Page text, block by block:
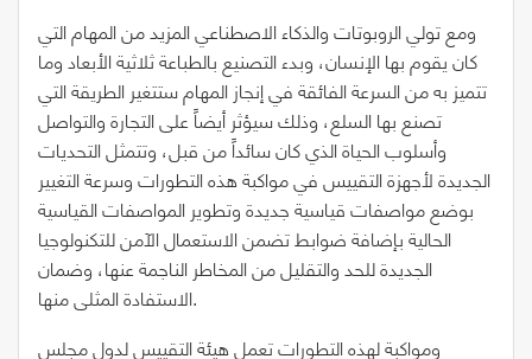
ومع تولي الروبوتات والذكاء الاصطناعي المزيد من المهام التي
كان يقوم بها الإنسان، وبدء التصنيع بالطباعة ثلاثية الأبعاد وما
تتميز به من السرعة الفائقة في إنجاز المهام ستتغير الطريقة التي
تصنع بها السلع، وذلك سيؤثر أيضاً على التجارة والتواصل
وأسلوب الحياة الذي كان سائداً من قبل، وتتمثل التحديات
الجديدة لأجهزة التقييس في مواكبة هذه التطورات وسرعة التغيير
بوضع مواصفات قياسية جديدة وتطوير المواصفات القياسية
الحالية بإضافة ضوابط تضمن الاستعمال الآمن للتكنولوجيا
الجديدة للحد والتقليل من المخاطر الناجمة عنها، وضمان
الاستفادة المثلى منها.
ومواكبة لهذه التطورات تعمل هيئة التقييس لدول مجلس